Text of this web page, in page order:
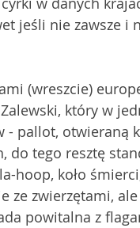
jeśli nie zawsze
(wreszcie)
który w
pallot, otwieraną
do tego resztę
hoop, koło
ze zwierzętami,
powitalna z